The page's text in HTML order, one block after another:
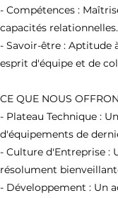
- Compétences :
capacités relationnelles.
- Savoir-être :
esprit d'équipe et de
CE QUE NOUS
- Plateau Technique :
d'équipements de
- Culture d'Entreprise :
résolument
- Développement : Un